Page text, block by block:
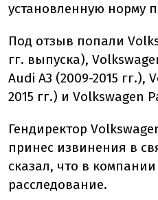
установленную норму
Под отзыв попали
гг. выпуска),
Audi A3 (2009-2015 гг.),
2015 гг.) и Volkswagen
Гендиректор
принес извинения в
сказал, что в
расследование.